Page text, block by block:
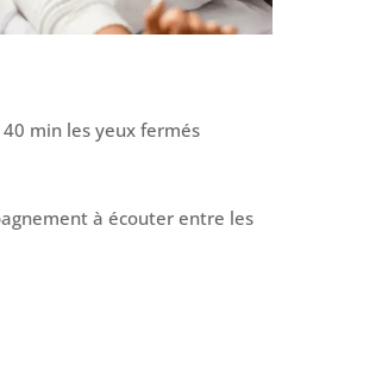
min les yeux fermés
à écouter entre les